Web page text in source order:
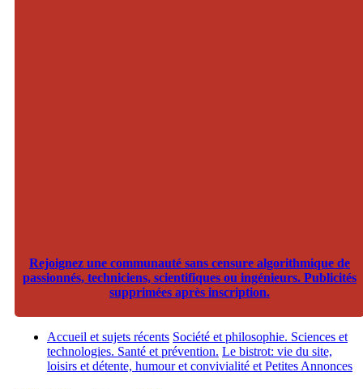
Rejoignez une communauté sans censure algorithmique de
passionnés, techniciens, scientifiques ou ingénieurs. Publicités
supprimées après inscription.
Accueil et sujets récents Société et philosophie. Sciences et
technologies. Santé et prévention. Le bistrot: vie du site,
loisirs et détente, humour et convivialité et Petites Annonces